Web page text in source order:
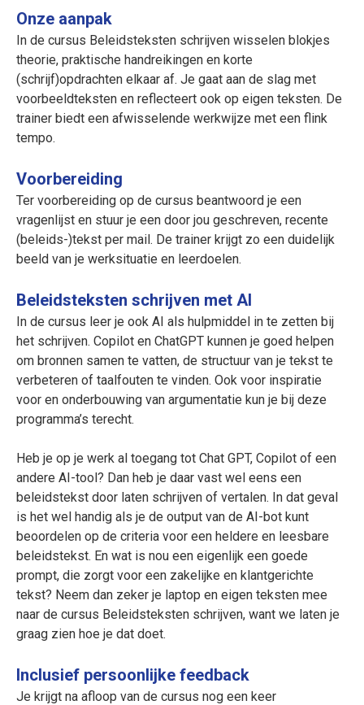
Onze aanpak
In de cursus Beleidsteksten schrijven wisselen blokjes
theorie, praktische handreikingen en korte
(schrijf)opdrachten elkaar af. Je gaat aan de slag met
voorbeeldteksten en reflecteert ook op eigen teksten. De
trainer biedt een afwisselende werkwijze met een flink
tempo.
Voorbereiding
Ter voorbereiding op de cursus beantwoord je een
vragenlijst en stuur je een door jou geschreven, recente
(beleids-)tekst per mail. De trainer krijgt zo een duidelijk
beeld van je werksituatie en leerdoelen.
Beleidsteksten schrijven met AI
In de cursus leer je ook AI als hulpmiddel in te zetten bij
het schrijven. Copilot en ChatGPT kunnen je goed helpen
om bronnen samen te vatten, de structuur van je tekst te
verbeteren of taalfouten te vinden. Ook voor inspiratie
voor en onderbouwing van argumentatie kun je bij deze
programma’s terecht.
Heb je op je werk al toegang tot Chat GPT, Copilot of een
andere AI-tool? Dan heb je daar vast wel eens een
beleidstekst door laten schrijven of vertalen. In dat geval
is het wel handig als je de output van de AI-bot kunt
beoordelen op de criteria voor een heldere en leesbare
beleidstekst. En wat is nou een eigenlijk een goede
prompt, die zorgt voor een zakelijke en klantgerichte
tekst? Neem dan zeker je laptop en eigen teksten mee
naar de cursus Beleidsteksten schrijven, want we laten je
graag zien hoe je dat doet.
Inclusief persoonlijke feedback
Je krijgt na afloop van de cursus nog een keer